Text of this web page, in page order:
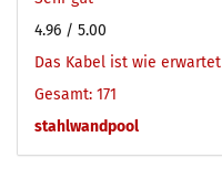
4.96 / 5.00
Das Kabel ist wie erwartet
Gesamt: 171
stahlwandpool